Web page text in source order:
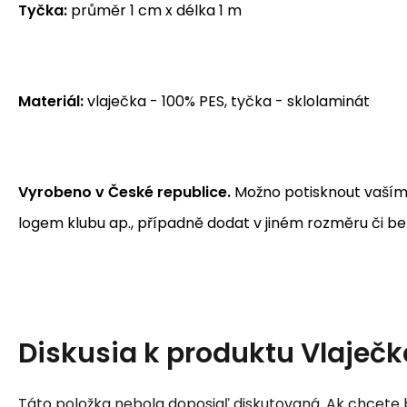
Tyčka: průměr 1 cm x délka 1 m
Materiál:vlaječka - 100% PES, tyčka - sklolaminát
Vyrobeno v České republice. Možno potisknout
logem klubu ap., případně dodat v jiném rozměru či
Diskusia k produktu